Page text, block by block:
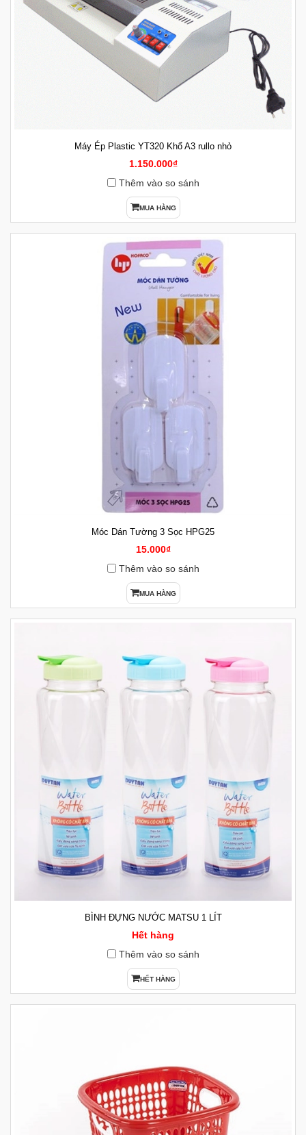
Máy Ép Plastic YT320 Khổ A3 rullo nhỏ
1.150.000₫
Thêm vào so sánh
MUA HÀNG
Móc Dán Tường 3 Sọc HPG25
15.000₫
Thêm vào so sánh
MUA HÀNG
BÌNH ĐỰNG NƯỚC MATSU 1 LÍT
Hết hàng
Thêm vào so sánh
HẾT HÀNG